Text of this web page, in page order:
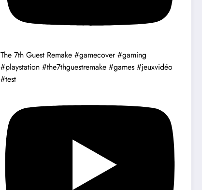
The 7th Guest Remake #gamecover #gaming
#playstation #the7thguestremake #games #jeuxvidéo
#test